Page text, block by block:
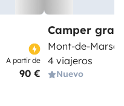
A partir de
90 €
Camper
Mont-de-Marsan
4 viajeros
Nuevo